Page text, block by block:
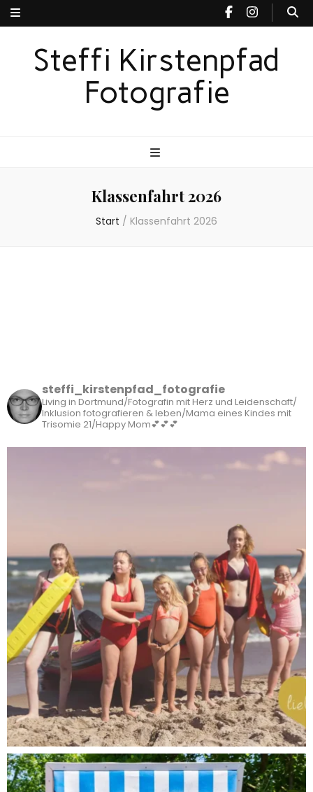
Steffi Kirstenpfad
Fotografie
Klassenfahrt 2026
Start / Klassenfahrt 2026
steffi_kirstenpfad_fotografie
Living in Dortmund/Fotografin mit Herz und Leidenschaft/
Inklusion fotografieren & leben/Mama eines Kindes mit
Trisomie 21/Happy Mom💕💕💕